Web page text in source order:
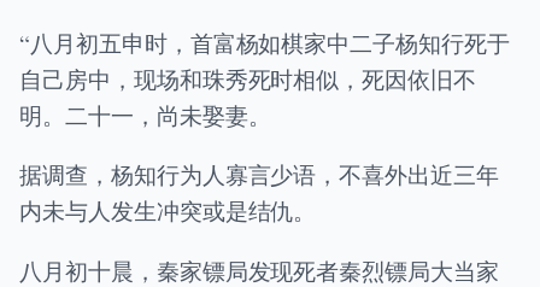
“八月初五申时，首富杨如棋家中二子杨知行死于
自己房中，现场和珠秀死时相似，死因依旧不
明。二十一，尚未娶妻。
据调查，杨知行为人寡言少语，不喜外出近三年
内未与人发生冲突或是结仇。
八月初十晨，秦家镖局发现死者秦烈镖局大当家